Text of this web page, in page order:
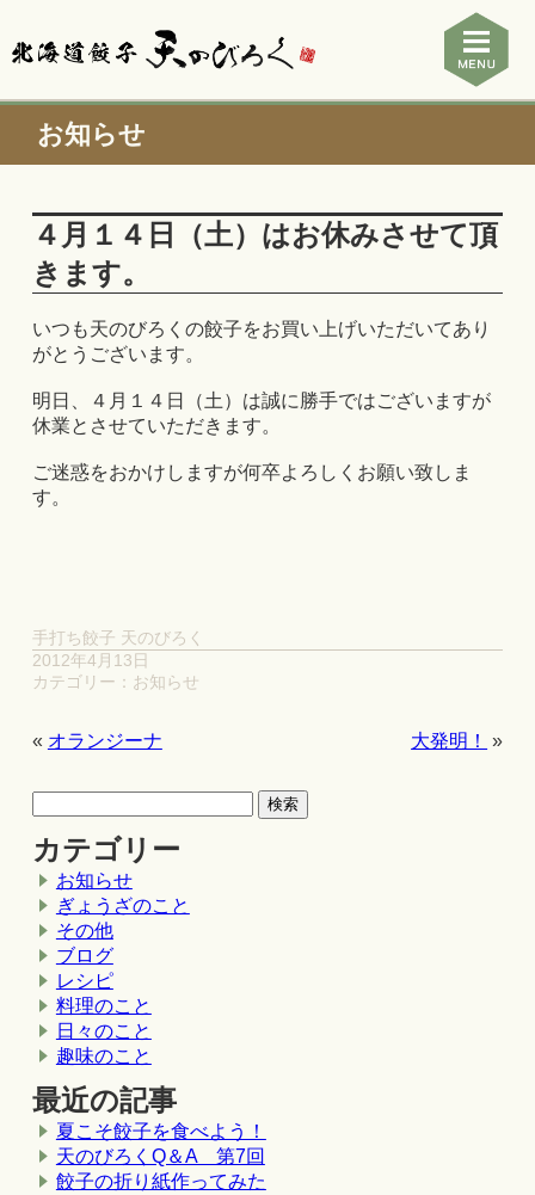
お知らせ
４月１４日（土）はお休みさせて頂
きます。
いつも天のびろくの餃子をお買い上げいただいてあり
がとうございます。
明日、４月１４日（土）は誠に勝手ではございますが
休業とさせていただきます。
ご迷惑をおかけしますが何卒よろしくお願い致しま
す。
手打ち餃子 天のびろく
2012年4月13日
カテゴリー： お知らせ
« オランジーナ 大発明！ »
カテゴリー
お知らせ
ぎょうざのこと
その他
ブログ
レシピ
料理のこと
日々のこと
趣味のこと
最近の記事
夏こそ餃子を食べよう！
天のびろくQ＆A 第7回
餃子の折り紙作ってみた